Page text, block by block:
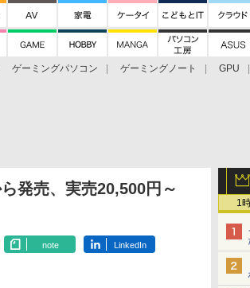
ゲーミングパソコン ゲーミングノート
GPU
1
発売、実売20,500円～
note LinkedIn